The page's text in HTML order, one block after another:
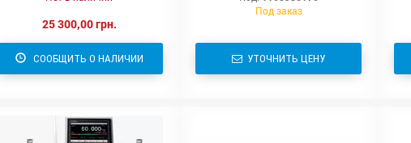
25 300,00 грн.
СООБЩИТЬ О НАЛИЧИИ
Под заказ
УТОЧНИТЬ ЦЕНУ